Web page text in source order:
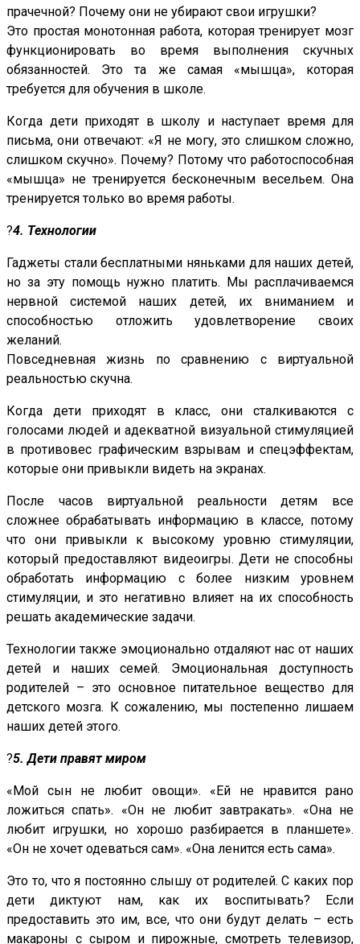
прачечной? Почему они не убирают свои игрушки?
Это простая монотонная работа, которая тренирует мозг
функционировать во время выполнения скучных
обязанностей. Это та же самая «мышца», которая
требуется для обучения в школе.
Когда дети приходят в школу и наступает время для
письма, они отвечают: «Я не могу, это слишком сложно,
слишком скучно». Почему? Потому что работоспособная
«мышца» не тренируется бесконечным весельем. Она
тренируется только во время работы.
?4. Технологии
Гаджеты стали бесплатными няньками для наших детей,
но за эту помощь нужно платить. Мы расплачиваемся
нервной системой наших детей, их вниманием и
способностью отложить удовлетворение своих
желаний.
Повседневная жизнь по сравнению с виртуальной
реальностью скучна.
Когда дети приходят в класс, они сталкиваются с
голосами людей и адекватной визуальной стимуляцией
в противовес графическим взрывам и спецэффектам,
которые они привыкли видеть на экранах.
После часов виртуальной реальности детям все
сложнее обрабатывать информацию в классе, потому
что они привыкли к высокому уровню стимуляции,
который предоставляют видеоигры. Дети не способны
обработать информацию с более низким уровнем
стимуляции, и это негативно влияет на их способность
решать академические задачи.
Технологии также эмоционально отдаляют нас от наших
детей и наших семей. Эмоциональная доступность
родителей – это основное питательное вещество для
детского мозга. К сожалению, мы постепенно лишаем
наших детей этого.
?5. Дети правят миром
«Мой сын не любит овощи». «Ей не нравится рано
ложиться спать». «Он не любит завтракать». «Она не
любит игрушки, но хорошо разбирается в планшете».
«Он не хочет одеваться сам». «Она ленится есть сама».
Это то, что я постоянно слышу от родителей. С каких пор
дети диктуют нам, как их воспитывать? Если
предоставить это им, все, что они будут делать – есть
макароны с сыром и пирожные, смотреть телевизор,